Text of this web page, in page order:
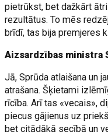
pietrūkst, bet dažkārt
rezultātus. To mēs
brīdī, tas bija premjeres
Aizsardzības ministra
Jā, Sprūda atlaišana un
atrašana. Šķietami
rīcība. Arī tas «vecais»,
piecus gājienus uz
bet citādākā secībā un